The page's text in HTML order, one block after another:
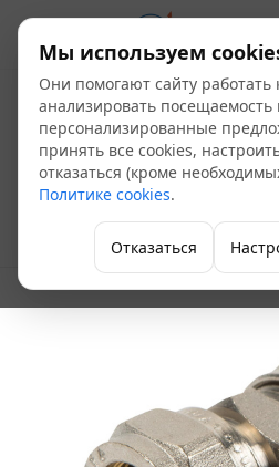
Соединитель
обжимной
Фитинги для теплого пола
Мы используем
Они помогают сайту работать
анализировать посещаемость
персонализированные
принять все cookies,
отказаться (кроме
Политике cookies.
Отказаться